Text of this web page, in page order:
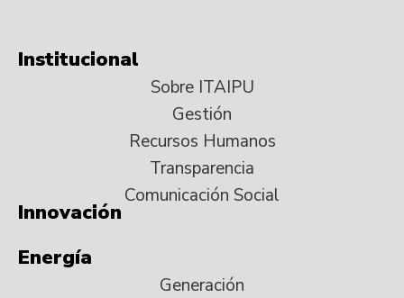
Institucional
Sobre ITAIPU
Gestión
Recursos Humanos
Transparencia
Comunicación Social
Innovación
Energía
Generación